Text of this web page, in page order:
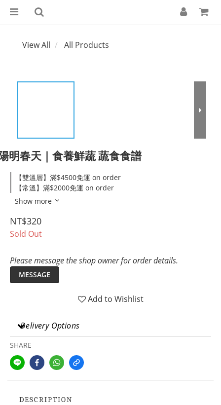
View All All Products
明春天｜食養鮮蔬 蔬食食譜
【雙溫層】滿$4500免運 on order
【常溫】滿$2000免運 on order
Show more
NT$320
Sold Out
Please message the shop owner for order details.
MESSAGE
Add to Wishlist
Delivery Options
SHARE
DESCRIPTION